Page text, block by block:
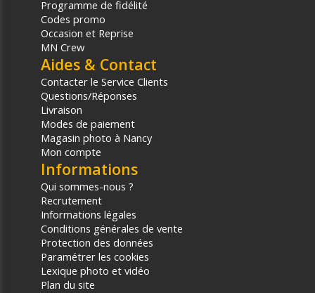
Programme de fidélité
Codes promo
Occasion et Reprise
MN Crew
Aides & Contact
Contacter le Service Clients
Questions/Réponses
Livraison
Modes de paiement
Magasin photo à Nancy
Mon compte
Informations
Qui sommes-nous ?
Recrutement
Informations légales
Conditions générales de vente
Protection des données
Paramétrer les cookies
Lexique photo et vidéo
Plan du site